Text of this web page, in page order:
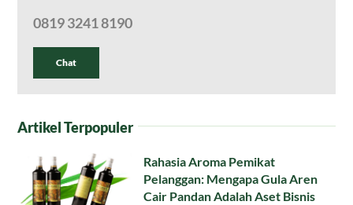
0819 3241 8190
Chat
Artikel Terpopuler
Rahasia Aroma Pemikat
Pelanggan: Mengapa Gula Aren
Cair Pandan Adalah Aset Bisnis